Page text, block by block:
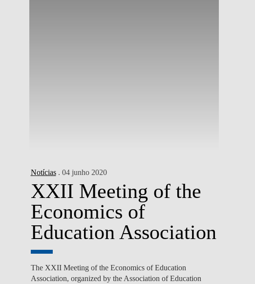
Notícias. 04 junho 2020
XXII Meeting of the
Economics of
Education Association
The XXII Meeting of the Economics of Education
Association, organized by the Association of Education